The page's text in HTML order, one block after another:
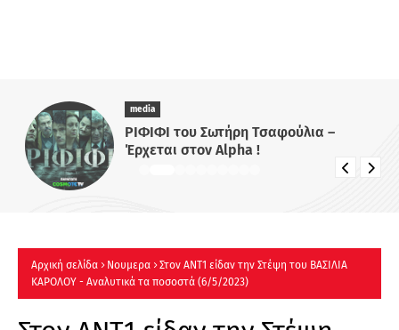
media
ΡΙΦΙΦΙ του Σωτήρη Τσαφούλια –
Έρχεται στον Alpha !
Αρχική σελίδα Νουμερα
Στον ΑΝΤ1 είδαν την Στέψη του ΒΑΣΙΛΙΑ
ΚΑΡΟΛΟΥ - Αναλυτικά τα ποσοστά (6/5/2023)